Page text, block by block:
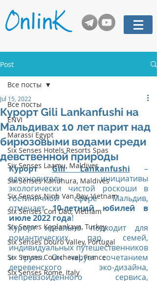
Post
Все посты
ENVI
Marassi Egypt
Six Senses Hotels Resorts Spas
Six Senses Laamu, Maldives
Six Senses Kanuhura, Maldives
Six Senses Ninh Van Bay, Vietnam
Six Senses Con Dao, Vietnam
Six Senses Kaplankaya, Turkey
Six Senses Douro Valley, Portugal
Six Senses Courchevel, France
Six Senses Rome, Italy
Все посты
Курорт Gili Lankanfushi на
Мальдивах 10 лет парит над
бирюзовыми водами среди
девственной природы
Jul 15, 2022
Курорт Gili Lankanfushi –
вдохновитель инициативы
экологически чистой роскоши в
гостиничной сфере Мальдив,
отмечает 10-летний юбилей в
июле 2022 года!
Курорт идеально подходит для
романтических пар, семей,
индивидуальных путешественников
и групп. Он чарует сочетанием
деревенского эко-дизайна,
непревзойденного сервиса,